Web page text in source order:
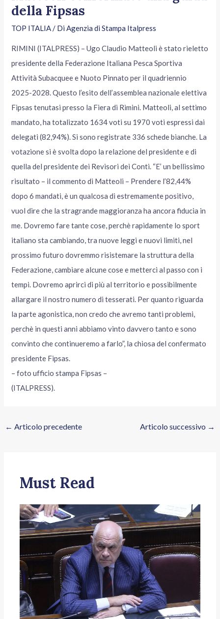
della Fipsas
TOP ITALIA/ DiAgenzia di Stampa Italpress
RIMINI (ITALPRESS) – Ugo Claudio Matteoli è stato rieletto
presidente della Federazione Italiana Pesca Sportiva
Attività Subacquee e Nuoto Pinnato per il quadriennio
2025-2028. Questo l’esito dell’assemblea nazionale elettiva
Fipsas tenutasi presso la Fiera di Rimini. Matteoli, al settimo
mandato, ha totalizzato 1634 voti su 1970 voti espressi dai
delegati (82,94%). Si sono registrate 336 schede bianche. La
votazione si è svolta dopo la relazione del presidente e di
quella del presidente dei Revisori dei Conti. “E’ un bellissimo
risultato – il commento di Matteoli – Prendere l’82,44%
dopo 6 mandati, è un qualcosa di estremamente positivo,
vuol dire che la stragrande maggioranza ha ancora fiducia in
me. Dovremo fare tante cose, perchè rapidamente lo sport
italiano sta cambiando, tra nuove leggi e nuovi limiti, nel
prossimo futuro dovremmo risistemare la struttura della
Federazione, cambiare alcune cose e metterci al passo con i
tempi. Dovremo aprirci di più al territorio e possibilmente
allargare il nostro numero di tesserati. Per quanto riguarda
la parte agonistica, non credo che avremo tanti problemi,
perchè in questi anni abbiamo vinto davvero tanto e sono
convinto che continueremo a farlo”, la chiosa del confermato
presidente Fipsas.
– foto ufficio stampa Fipsas –
(ITALPRESS).
← Articolo precedente Articolo successivo →
Must Read